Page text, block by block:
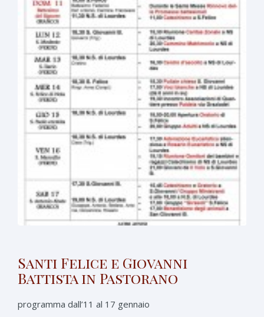
Santi Felice e Giovanni
Battista in Pastorano
programma dall’11 al 17 gennaio